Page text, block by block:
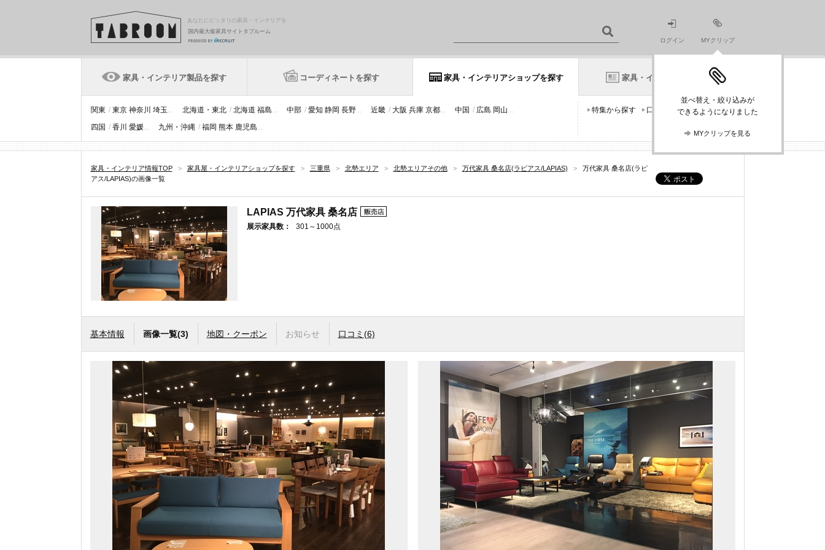
あなたにピッタリの家具・インテリアを
国内最大級家具サイトタブルーム
ログイン MYクリップ
並べ替え・絞り込みが
できるようになりました
MYクリップを見る
家具・インテリア製品を探す コーディネートを探す 家具・インテリアショップを探す 家具・インテリアニュース
関東 / 東京 神奈川 埼玉... 北海道・東北 / 北海道 福島... 中部 / 愛知 静岡 長野... 近畿 / 大阪 兵庫 京都... 中国 / 広島 岡山...
四国 / 香川 愛媛... 九州・沖縄 / 福岡 熊本 鹿児島...
特集から探す 口コミから探す
家具・インテリア情報TOP > 家具屋・インテリアショップを探す > 三重県 > 北勢エリア > 北勢エリアその他 > 万代家具 桑名店(ラピアス/LAPIAS) >
万代家具 桑名店(ラピ
アス/LAPIAS)の画像一覧
LAPIAS 万代家具 桑名店
展示家具数： 301～1000点
基本情報 画像一覧(3) 地図・クーポン お知らせ 口コミ (6)